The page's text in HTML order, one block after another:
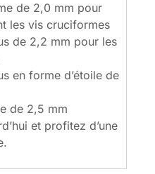
de 2,0 mm pour
les vis cruciformes
de 2,2 mm pour les
en forme d’étoile de
de 2,5 mm
et profitez d’une